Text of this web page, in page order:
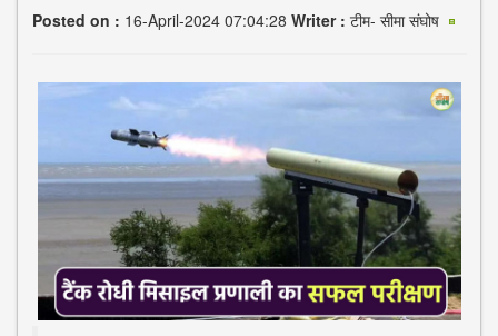
Posted on : 16-April-2024 07:04:28 Writer : टीम- सीमा संघोष